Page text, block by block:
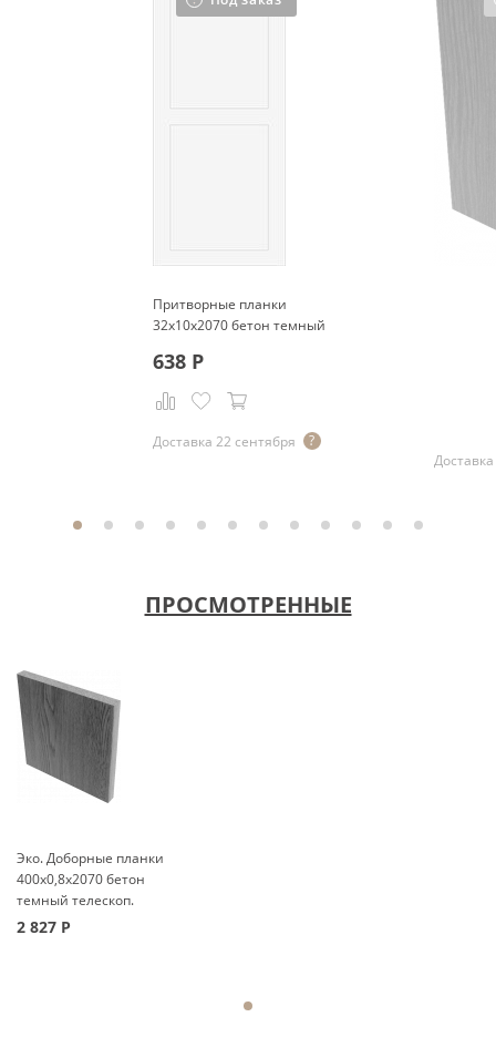
Притворные планки
32x10x2070 бетон темный
638Р
Доставка 22 сентября
ПРОСМОТРЕННЫЕ
Эко. Доборные планки
400x0,8x2070 бетон
темный телескоп.
2 827 Р